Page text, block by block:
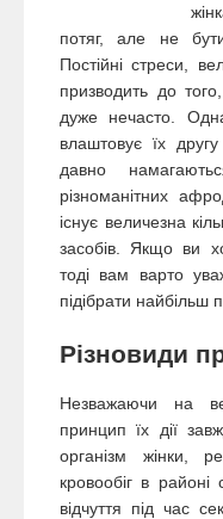
потяг, але не
Постійні стреси,
призводить до
дуже нечасто.
влаштовує їх
давно
різноманітних
існує величезна
засобів. Якщо ви
тоді вам варто
підібрати найбільш
Різновиди
Незважаючи на
принцип їх дії
організм жінки,
кровообіг в районі
відчуття під час